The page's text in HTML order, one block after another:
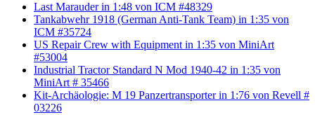
Last Marauder in 1:48 von ICM #48329
Tankabwehr 1918 (German Anti-Tank Team) in 1:35 von
ICM #35724
US Repair Crew with Equipment in 1:35 von MiniArt
#53004
Industrial Tractor Standard N Mod 1940-42 in 1:35 von
MiniArt # 35466
Kit-Archäologie: M 19 Panzertransporter in 1:76 von Revell #
03226